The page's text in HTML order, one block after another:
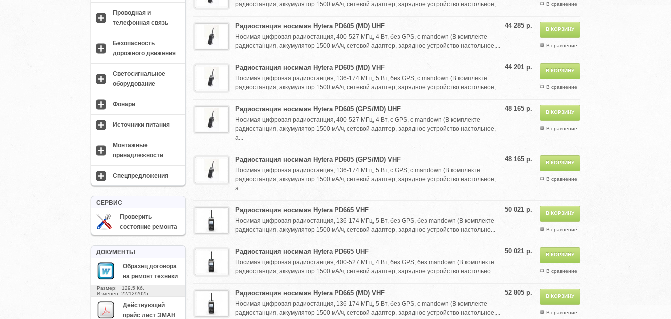
Проводная и
телефонная связь
Безопасность
дорожного движения
Светосигнальное
оборудование
Фонари
Источники питания
Монтажные
принадлежности
Спецпредложения
СЕРВИС
Проверить
состояние ремонта
ДОКУМЕНТЫ
Образец договора
на ремонт техники
Размер: 129.5 Кб.
Изменен: 22/12/2025.
Действующий
прайс лист ЭМАН
В сравнение
радиостанция, аккумулятор 1500 мА/ч, сетевой адаптер, зарядное устройство настольное,...
В сравнение
44 285 р.
Радиостанция носимая Hytera PD605 (MD) UHF
Носимая цифровая радиостанция, 400-527 МГц, 4 Вт, без GPS, с mandown (В комплекте
радиостанция, аккумулятор 1500 мА/ч, сетевой адаптер, зарядное устройство настольное,...
В сравнение
44 201 р.
Радиостанция носимая Hytera PD605 (MD) VHF
Носимая цифровая радиостанция, 136-174 МГц, 5 Вт, без GPS, с mandown (В комплекте
радиостанция, аккумулятор 1500 мА/ч, сетевой адаптер, зарядное устройство настольное,...
В сравнение
48 165 р.
Радиостанция носимая Hytera PD605 (GPS/MD) UHF
Носимая цифровая радиостанция, 400-527 МГц, 4 Вт, с GPS, с mandown (В комплекте
радиостанция, аккумулятор 1500 мА/ч, сетевой адаптер, зарядное устройство настольное,
а...
В сравнение
48 165 р.
Радиостанция носимая Hytera PD605 (GPS/MD) VHF
Носимая цифровая радиостанция, 136-174 МГц, 5 Вт, с GPS, с mandown (В комплекте
радиостанция, аккумулятор 1500 мА/ч, сетевой адаптер, зарядное устройство настольное,
а...
В сравнение
50 021 р.
Радиостанция носимая Hytera PD665 VHF
Носимая цифровая радиостанция, 136-174 МГц, 5 Вт, без GPS, без mandown (В комплекте
радиостанция, аккумулятор 1500 мА/ч, сетевой адаптер, зарядное устройство настольно...
В сравнение
50 021 р.
Радиостанция носимая Hytera PD665 UHF
Носимая цифровая радиостанция, 400-527 МГц, 4 Вт, без GPS, без mandown (В комплекте
радиостанция, аккумулятор 1500 мА/ч, сетевой адаптер, зарядное устройство настольно...
В сравнение
52 805 р.
Радиостанция носимая Hytera PD665 (MD) VHF
Носимая цифровая радиостанция, 136-174 МГц, 5 Вт, без GPS, с mandown (В комплекте
радиостанция, аккумулятор 1500 мА/ч, сетевой адаптер, зарядное устройство настольное,...